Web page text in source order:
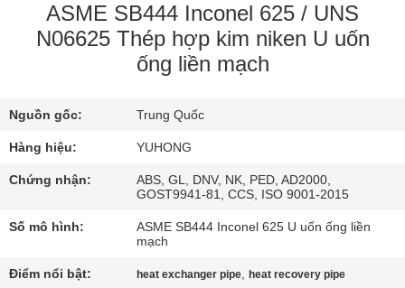
THAM
MÁY
KIỂM
LƯỢNG
ASME SB444 Inconel 625 / UNS
N06625 Thép hợp kim niken U uốn
ống liền mạch
Nguồn gốc: Trung Quốc
Hàng hiệu: YUHONG
Chứng nhận:
ABS, GL, DNV, NK, PED, AD2000,
GOST9941-81, CCS, ISO 9001-2015
Số mô hình:
ASME SB444 Inconel 625 U uốn ống liền
mạch
Điểm nổi bật: heat exchanger pipe,heat recovery pipe